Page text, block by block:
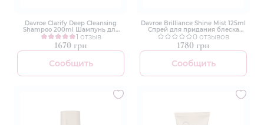
Davroe Clarify Deep Cleansing
Shampoo 200ml Шампунь для
глубокой очистки
1 отзыв
1670 грн
Сообщить
Davroe Brilliance Shine Mist 125ml
Спрей для придания блеска
волосам0 отзывов
1780 грн
Сообщить